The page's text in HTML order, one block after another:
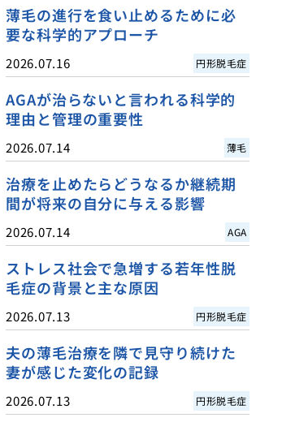
薄毛の進行を食い止めるために必
要な科学的アプローチ
2026.07.16 円形脱毛症
AGAが治らないと言われる科学的
理由と管理の重要性
2026.07.14 薄毛
治療を止めたらどうなるか継続期
間が将来の自分に与える影響
2026.07.14 AGA
ストレス社会で急増する若年性脱
毛症の背景と主な原因
2026.07.13 円形脱毛症
夫の薄毛治療を隣で見守り続けた
妻が感じた変化の記録
2026.07.13 円形脱毛症